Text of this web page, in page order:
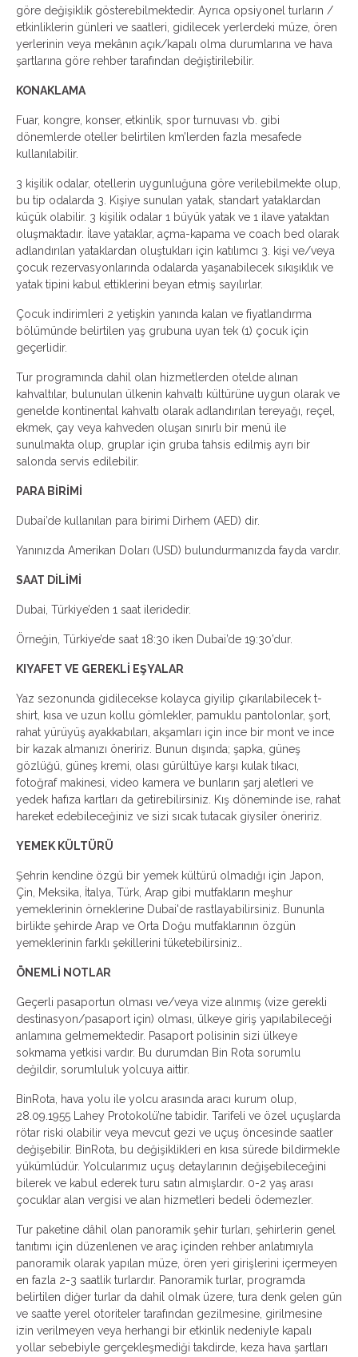
göre değişiklik gösterebilmektedir. Ayrıca opsiyonel turların /
etkinliklerin günleri ve saatleri, gidilecek yerlerdeki müze, ören
yerlerinin veya mekânın açık/kapalı olma durumlarına ve hava
şartlarına göre rehber tarafından değiştirilebilir.
KONAKLAMA
Fuar, kongre, konser, etkinlik, spor turnuvası vb. gibi
dönemlerde oteller belirtilen km’lerden fazla mesafede
kullanılabilir.
3 kişilik odalar, otellerin uygunluğuna göre verilebilmekte olup,
bu tip odalarda 3. Kişiye sunulan yatak, standart yataklardan
küçük olabilir. 3 kişilik odalar 1 büyük yatak ve 1 ilave yataktan
oluşmaktadır. İlave yataklar, açma-kapama ve coach bed olarak
adlandırılan yataklardan oluştukları için katılımcı 3. kişi ve/veya
çocuk rezervasyonlarında odalarda yaşanabilecek sıkışıklık ve
yatak tipini kabul ettiklerini beyan etmiş sayılırlar.
Çocuk indirimleri 2 yetişkin yanında kalan ve fiyatlandırma
bölümünde belirtilen yaş grubuna uyan tek (1) çocuk için
geçerlidir.
Tur programında dahil olan hizmetlerden otelde alınan
kahvaltılar, bulunulan ülkenin kahvaltı kültürüne uygun olarak ve
genelde kontinental kahvaltı olarak adlandırılan tereyağı, reçel,
ekmek, çay veya kahveden oluşan sınırlı bir menü ile
sunulmakta olup, gruplar için gruba tahsis edilmiş ayrı bir
salonda servis edilebilir.
PARA BİRİMİ
Dubai’de kullanılan para birimi Dirhem (AED) dir.
Yanınızda Amerikan Doları (USD) bulundurmanızda fayda vardır.
SAAT DİLİMİ
Dubai, Türkiye’den 1 saat ileridedir.
Örneğin, Türkiye’de saat 18:30 iken Dubai’de 19:30’dur.
KIYAFET VE GEREKLİ EŞYALAR
Yaz sezonunda gidilecekse kolayca giyilip çıkarılabilecek t-
shirt, kısa ve uzun kollu gömlekler, pamuklu pantolonlar, şort,
rahat yürüyüş ayakkabıları, akşamları için ince bir mont ve ince
bir kazak almanızı öneririz. Bunun dışında; şapka, güneş
gözlüğü, güneş kremi, olası gürültüye karşı kulak tıkacı,
fotoğraf makinesi, video kamera ve bunların şarj aletleri ve
yedek hafıza kartları da getirebilirsiniz. Kış döneminde ise, rahat
hareket edebileceğiniz ve sizi sıcak tutacak giysiler öneririz.
YEMEK KÜLTÜRÜ
Şehrin kendine özgü bir yemek kültürü olmadığı için Japon,
Çin, Meksika, İtalya, Türk, Arap gibi mutfakların meşhur
yemeklerinin örneklerine Dubai'de rastlayabilirsiniz. Bununla
birlikte şehirde Arap ve Orta Doğu mutfaklarının özgün
yemeklerinin farklı şekillerini tüketebilirsiniz..
ÖNEMLİ NOTLAR
Geçerli pasaportun olması ve/veya vize alınmış (vize gerekli
destinasyon/pasaport için) olması, ülkeye giriş yapılabileceği
anlamına gelmemektedir. Pasaport polisinin sizi ülkeye
sokmama yetkisi vardır. Bu durumdan Bin Rota sorumlu
değildir, sorumluluk yolcuya aittir.
BinRota, hava yolu ile yolcu arasında aracı kurum olup,
28.09.1955 Lahey Protokolü’ne tabidir. Tarifeli ve özel uçuşlarda
rötar riski olabilir veya mevcut gezi ve uçuş öncesinde saatler
değişebilir. BinRota, bu değişiklikleri en kısa sürede bildirmekle
yükümlüdür. Yolcularımız uçuş detaylarının değişebileceğini
bilerek ve kabul ederek turu satın almışlardır. 0-2 yaş arası
çocuklar alan vergisi ve alan hizmetleri bedeli ödemezler.
Tur paketine dâhil olan panoramik şehir turları, şehirlerin genel
tanıtımı için düzenlenen ve araç içinden rehber anlatımıyla
panoramik olarak yapılan müze, ören yeri girişlerini içermeyen
en fazla 2-3 saatlik turlardır. Panoramik turlar, programda
belirtilen diğer turlar da dahil olmak üzere, tura denk gelen gün
ve saatte yerel otoriteler tarafından gezilmesine, girilmesine
izin verilmeyen veya herhangi bir etkinlik nedeniyle kapalı
yollar sebebiyle gerçekleşmediği takdirde, keza hava şartları